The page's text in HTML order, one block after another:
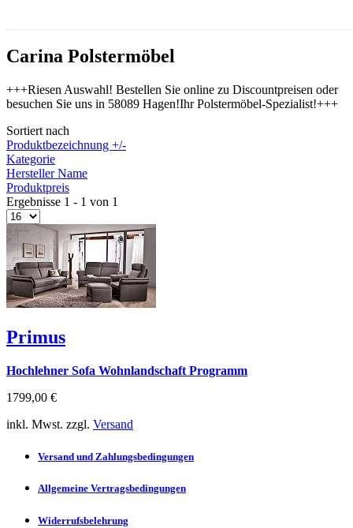
Carina Polstermöbel
+++Riesen Auswahl! Bestellen Sie online zu Discountpreisen oder
besuchen Sie uns in 58089 Hagen!Ihr Polstermöbel-Spezialist!+++
Sortiert nach
Produktbezeichnung +/-
Kategorie
Hersteller Name
Produktpreis
Ergebnisse 1 - 1 von 1
Primus
Hochlehner Sofa Wohnlandschaft Programm
1799,00 €
inkl. Mwst. zzgl. Versand
Versand und Zahlungsbedingungen
Allgemeine Vertragsbedingungen
Widerrufsbelehrung